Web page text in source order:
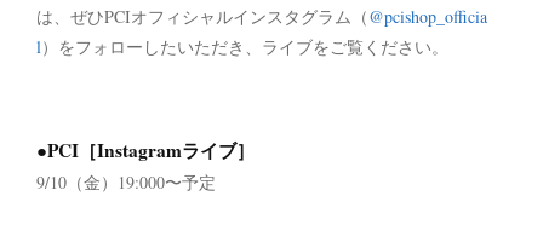
は、ぜひPCIオフィシャルインスタグラム（@pcishop_officia
l）をフォローしたいただき、ライブをご覧ください。
●PCI［Instagramライブ］
9/10（金）19:000〜予定